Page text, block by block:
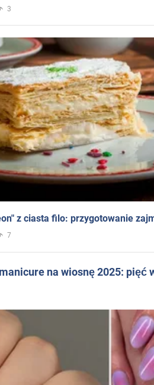
3
z ciasta filo: przygotowanie
7
na wiosnę 2025: pięć